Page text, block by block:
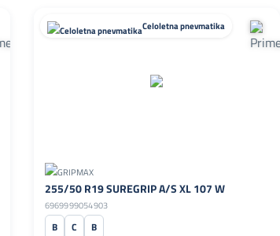
Celoletna pnevmatika
255/50 R19 SUREGRIP A/S XL 107 W
6969999054903
B C B